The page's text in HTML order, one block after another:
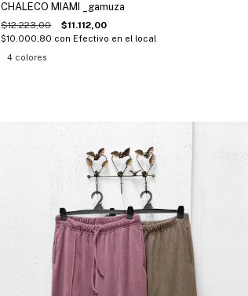
CHALECO MIAMI _gamuza
$12.223,00 $11.112,00
$10.000,80 con Efectivo en el local
4 colores